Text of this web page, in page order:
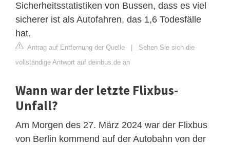
Sicherheitsstatistiken von Bussen, dass es viel
sicherer ist als Autofahren, das 1,6 Todesfälle
hat.
Antrag auf Entfernung der Quelle
Sehen Sie sich die
vollständige Antwort auf deinbus.de an
Wann war der letzte Flixbus-
Unfall?
Am Morgen des 27. März 2024 war der Flixbus
von Berlin kommend auf der Autobahn von der